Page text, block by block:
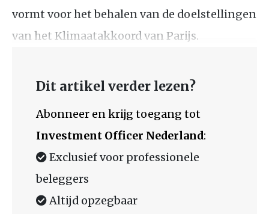
vormt voor het behalen van de doelstellingen
van het Klimaatakkoord van Parijs.
Dit artikel verder lezen?
Abonneer en krijg toegang tot
Investment Officer Nederland:
Exclusief voor professionele
beleggers
Altijd opzegbaar